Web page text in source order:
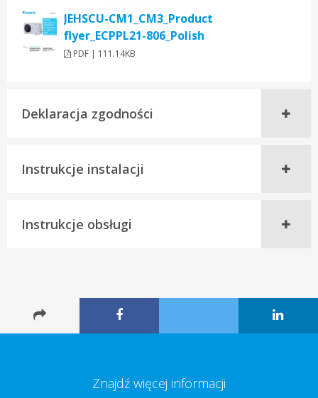
JEHSCU-CM1_CM3_Product
flyer_ECPPL21-806_Polish
PDF | 111.14KB
Deklaracja zgodności
Instrukcje instalacji
Instrukcje obsługi
Znajdź więcej informacji